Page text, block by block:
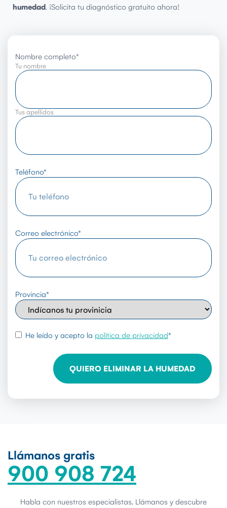
humedad. ¡Solicita tu diagnóstico gratuito ahora!
Nombre completo*
Tu nombre
Tus apellidos
Teléfono*
Correo electrónico*
Provincia*
rgpd*
He leído y acepto la política de privacidad*
Llámanos gratis
900 908 724
Habla con nuestros especialistas. Llámanos y descubre